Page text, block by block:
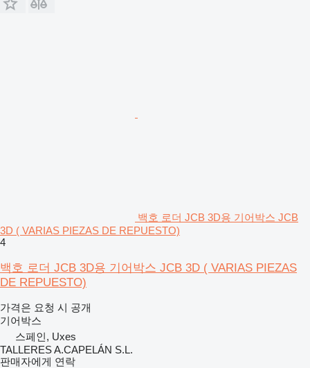
백호 로더 JCB 3D용 기어박스 JCB
3D ( VARIAS PIEZAS DE REPUESTO)
4
백호 로더 JCB 3D용 기어박스 JCB 3D ( VARIAS PIEZAS
DE REPUESTO)
가격은 요청 시 공개
기어박스
스페인, Uxes
TALLERES A.CAPELÁN S.L.
판매자에게 연락